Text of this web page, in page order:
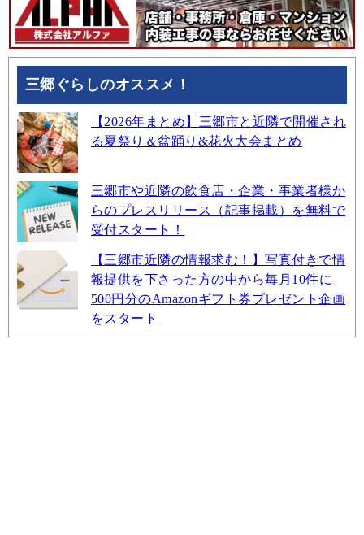
三郷ぐらしのオススメ！
【2026年まとめ】三郷市と近隣で開催され
る夏祭り＆盆踊り&花火大会まとめ
三郷市や近隣の飲食店・企業・事業者様か
らのプレスリリース（記事掲載）を無料で
受付スタート！
【三郷市近隣の情報求む！】写真付きで情
報提供を下さった方の中から毎月10件に
500円分のAmazonギフト券プレゼント企画
をスタート